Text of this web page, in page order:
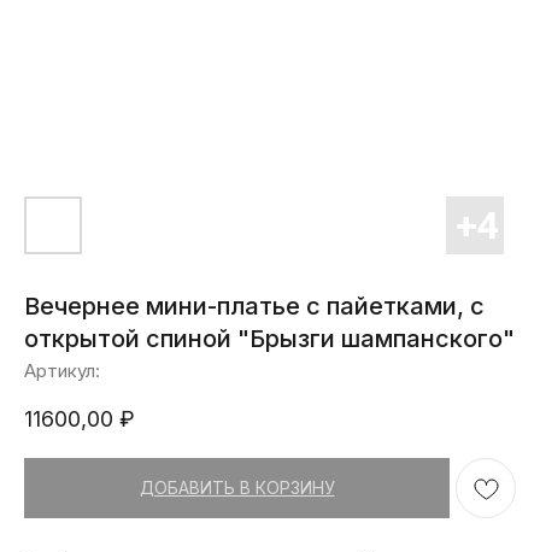
Вечернее мини-платье с пайетками, с
открытой спиной "Брызги шампанского"
Артикул:
11600,00 ₽
ДОБАВИТЬ В КОРЗИНУ